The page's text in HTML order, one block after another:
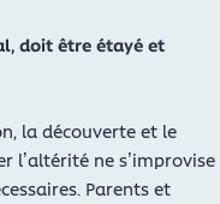
doit être étayé et
la découverte et le
l’altérité ne s’improvise
Parents et